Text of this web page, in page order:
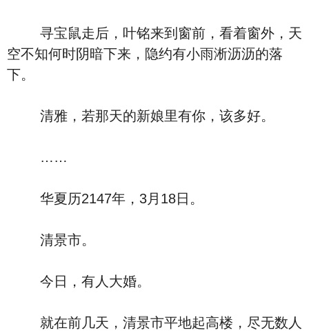
寻宝鼠走后，叶铭来到窗前，看着窗外，天
空不知何时阴暗下来，隐约有小雨淅沥沥的落
下。
清雅，若那天的新娘里有你，该多好。
……
华夏历2147年，3月18日。
清景市。
今日，有人大婚。
就在前几天，清景市平地起高楼，尽无数人